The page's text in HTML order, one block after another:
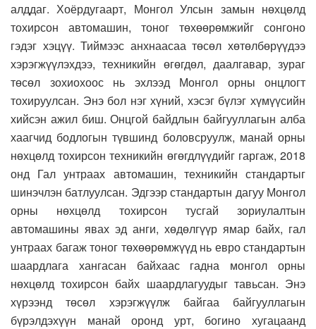
алддаг. Хоёрдугаарт, Монгол Улсын замын нөхцөлд
тохирсон автомашин, тоног төхөөрөмжийг сонгоно
гэдэг хэцүү. Тиймээс анхнаасаа төсөл хөтөлбөрүүдээ
хэрэгжүүлэхдээ, техникийн өгөгдөл, даалгавар, зураг
төсөл зохиохоос нь эхлээд Монгол орны онцлогт
тохируулсан. Энэ бол нэг хүний, хэсэг бүлэг хүмүүсийн
хийсэн ажил биш. Онцгой байдлын байгууллагын алба
хаагчид бодлогын түвшинд боловсруулж, манай орны
нөхцөлд тохирсон техникийн өгөгдлүүдийг гаргаж, 2018
онд Гал унтраах автомашин, техникийн стандартыг
шинэчлэн батлуулсан. Эдгээр стандартын дагуу Монгол
орны нөхцөлд тохирсон тусгай зориулалтын
автомашины явах эд анги, хөдөлгүүр ямар байх, гал
унтраах багаж тоног төхөөрөмжүүд нь евро стандартын
шаардлага хангасан байхаас гадна монгол орны
нөхцөлд тохирсон байх шаардлагуудыг тавьсан. Энэ
хүрээнд төсөл хэрэгжүүлж байгаа байгууллагын
бүрэлдэхүүн манай оронд урт, богино хугацаанд